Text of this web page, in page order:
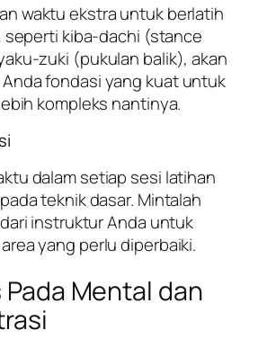
waktu ekstra untuk berlatih
seperti kiba-dachi (stance
zuki (pukulan balik), akan
fondasi yang kuat untuk
kompleks nantinya.
dalam setiap sesi latihan
teknik dasar. Mintalah
instruktur Anda untuk
yang perlu diperbaiki.
Pada Mental dan